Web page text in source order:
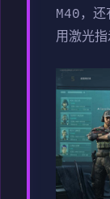
M40，还
用激光指